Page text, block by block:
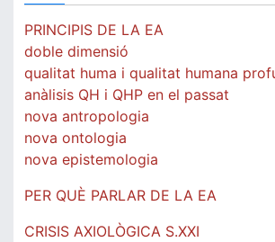
PRINCIPIS DE LA EA
doble dimensió
qualitat huma i qualitat humana
anàlisis QH i QHP en el passat
nova antropologia
nova ontologia
nova epistemologia
PER QUÈ PARLAR DE LA EA
CRISIS AXIOLÒGICA S.XXI